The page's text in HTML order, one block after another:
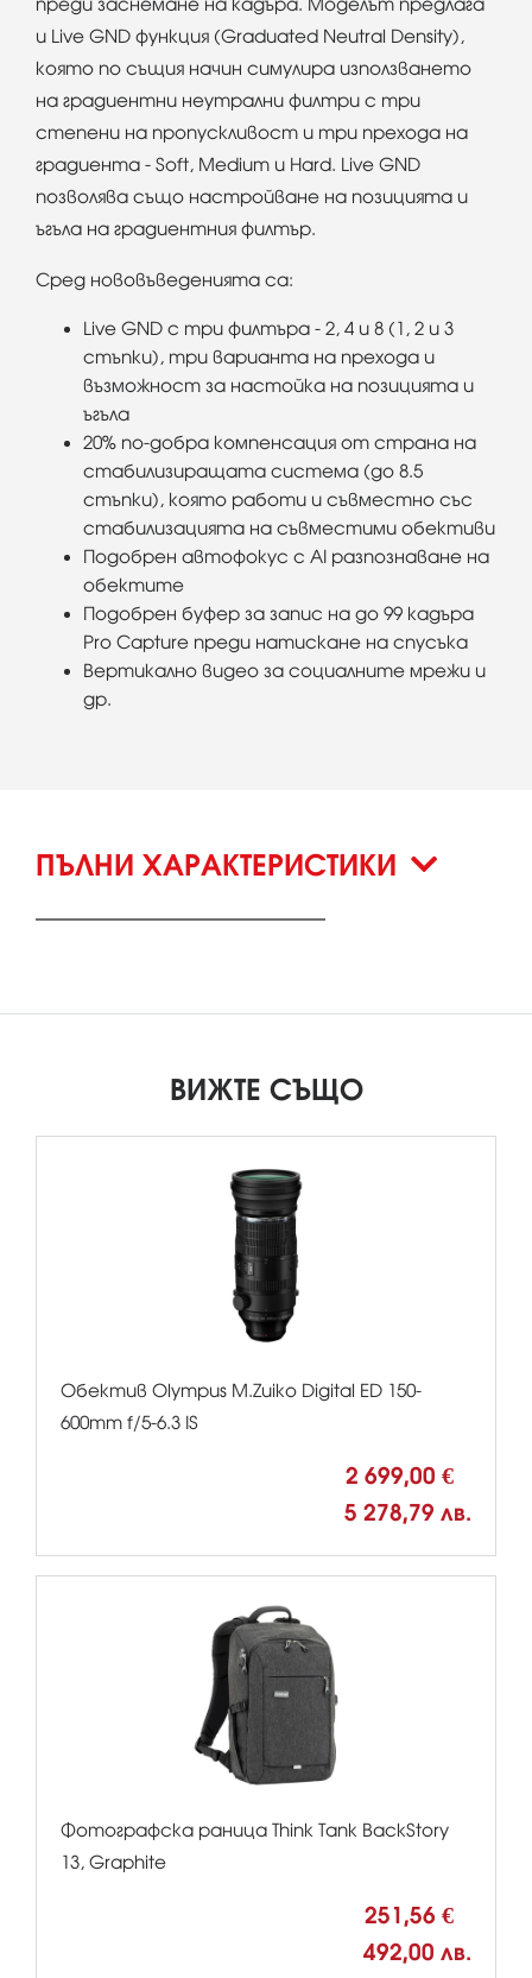
и Live GND функция (Graduated Neutral Density),
която по същия начин симулира използването
на градиентни неутрални филтри с три
степени на пропускливост и три прехода на
градиента - Soft, Medium и Hard. Live GND
позволява също настройване на позицията и
ъгъла на градиентния филтър.
Сред нововъведенията са:
Live GND с три филтъра - 2, 4 и 8 (1, 2 и 3
стъпки), три варианта на прехода и
възможност за настойка на позицията и
ъгъла
20% по-добра компенсация от страна на
стабилизиращата система (до 8.5
стъпки), която работи и съвместно със
стабилизацията на съвместими обективи
Подобрен автофокус с AI разпознаване на
обектите
Подобрен буфер за запис на до 99 кадъра
Pro Capture преди натискане на спусъка
Вертикално видео за социалните мрежи и
др.
ПЪЛНИ ХАРАКТЕРИСТИКИ
ВИЖТЕ СЪЩО
Обектив Olympus M.Zuiko Digital ED 150-
600mm f/5-6.3 IS
2 699,00 €
5 278,79 лв.
Фотографска раница Think Tank BackStory
13, Graphite
251,56 €
492,00 лв.